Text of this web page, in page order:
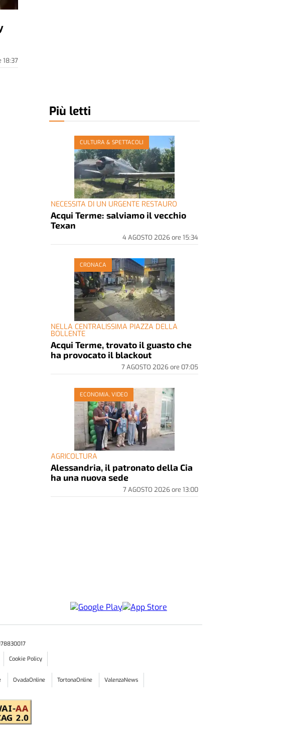
18:37
Più letti
CULTURA & SPETTACOLI
NECESSITA DI UN URGENTE RESTAURO
Acqui Terme: salviamo il vecchio
Texan
4 AGOSTO 2026ore 15:34
CRONACA
NELLA CENTRALISSIMA PIAZZA DELLA
BOLLENTE
Acqui Terme, trovato il guasto che
ha provocato il blackout
7 AGOSTO 2026ore 07:05
ECONOMIA, VIDEO
AGRICOLTURA
Alessandria, il patronato della Cia
ha una nuova sede
7 AGOSTO 2026ore 13:00
Cookie Policy
OvadaOnline TortonaOnline ValenzaNews